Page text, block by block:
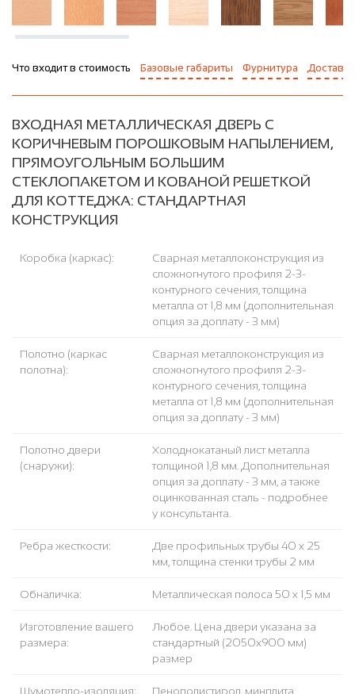
Что входит в стоимость Базовые габариты Фурнитура Доставка
ВХОДНАЯ МЕТАЛЛИЧЕСКАЯ ДВЕРЬ С
КОРИЧНЕВЫМ ПОРОШКОВЫМ НАПЫЛЕНИЕМ,
ПРЯМОУГОЛЬНЫМ БОЛЬШИМ
СТЕКЛОПАКЕТОМ И КОВАНОЙ РЕШЕТКОЙ
ДЛЯ КОТТЕДЖА: СТАНДАРТНАЯ
КОНСТРУКЦИЯ
Коробка (каркас):
Сварная металлоконструкция из
сложногнутого профиля 2-3-
контурного сечения, толщина
металла от 1,8 мм (дополнительная
опция за доплату - 3 мм)
Полотно (каркас
полотна):
Сварная металлоконструкция из
сложногнутого профиля 2-3-
контурного сечения, толщина
металла от 1,8 мм (дополнительная
опция за доплату - 3 мм)
Полотно двери
(снаружи):
Холоднокатаный лист металла
толщиной 1,8 мм. Дополнительная
опция за доплату - 3 мм, а также
оцинкованная сталь - подробнее
у консультанта.
Ребра жесткости:
Две профильных трубы 40 х 25
мм, толщина стенки трубы 2 мм
Обналичка: Металлическая полоса 50 х 1,5 мм
Изготовление вашего
размера:
Любое. Цена двери указана за
стандартный (2050x900 мм)
размер
Шумотепло-изоляция: Пенополистирол, минплита